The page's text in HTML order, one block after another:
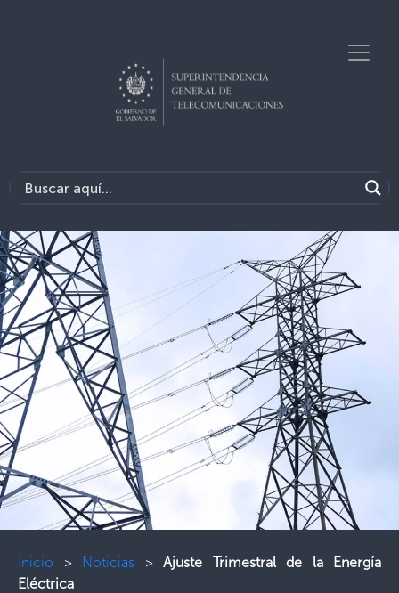
Inicio > Noticias > Ajuste Trimestral de la Energía
Eléctrica